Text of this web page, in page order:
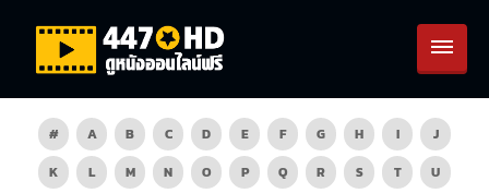
# A B C D E F G H I
J
K
L M N O P Q R S T
U